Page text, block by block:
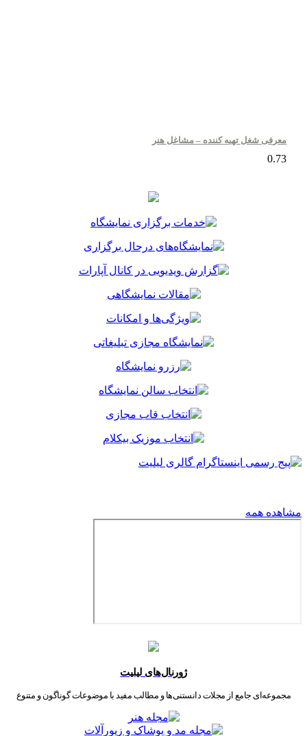
معرفی شغل تهیه کننده – مشاغل هنر
همه
ژورنال‌های لیلیت
مجموعه‌ای جامع از مجلات دانستنی‌ها و مطالب مفید با موضوعات گوناگون و متنوع